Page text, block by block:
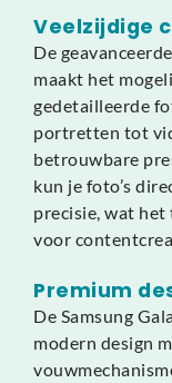
Veelzijdige
De
maakt het
gedetailleerde
portretten tot
betrouwbare
kun je foto’s
precisie, wat
voor
Premium
De Samsung
modern design